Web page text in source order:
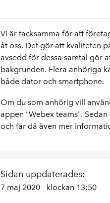
Vi är tacksamma för att
åt oss. Det gör att kvaliteten
avsedd för dessa samtal gör
bakgrunden. Flera anhöriga
både dator och smartphone.
Om du som anhörig vill
appen "Webex teams".
och får då även mer
Sidan uppdaterades:
7 maj 2020 klockan 13:50